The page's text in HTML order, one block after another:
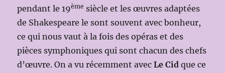
pendant le 19ème siècle et les œuvres adaptées
de Shakespeare le sont souvent avec bonheur,
ce qui nous vaut à la fois des opéras et des
pièces symphoniques qui sont chacun des chefs
d’œuvre. On a vu récemment avecLe Cid que ce